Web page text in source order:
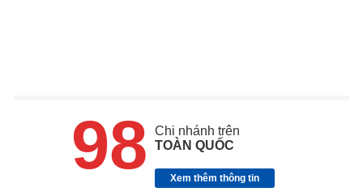
98
Chi nhánh trên
TOÀN QUỐC
Xem thêm thông tin